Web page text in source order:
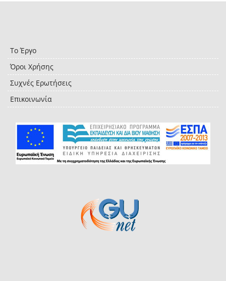
Το Έργο
Όροι Χρήσης
Συχνές Ερωτήσεις
Επικοινωνία